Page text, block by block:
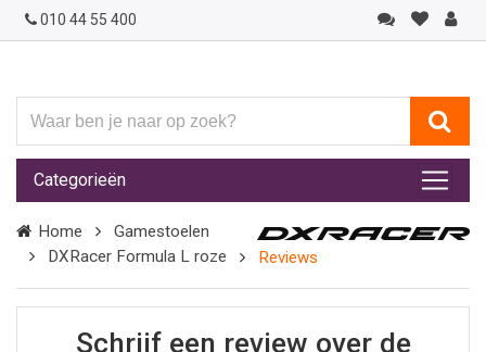
010 44 55 400
ben
je
naar
op
zoek?
Categorieën
Home
Gamestoelen
DXRacer Formula L roze
Reviews
Schrijf een review over de